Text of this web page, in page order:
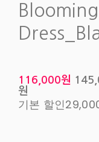
Blooming
116,000원
원
기본 할인